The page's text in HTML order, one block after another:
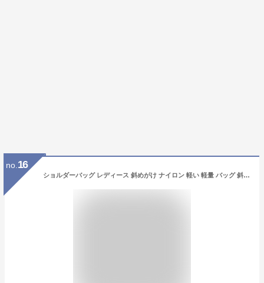
no. 16
ショルダーバッグ レディース 斜めがけ ナイロン 軽い 軽量 バッグ 斜めがけバック ショルダー バック かわいい 斜めがけバッグ ミニショルダーバッグ ワンショルダーバッグ メンズ かばん おしゃれ 旅行バッグ 撥水加工 KMD-SHS プレゼント 実用的 eitoshow